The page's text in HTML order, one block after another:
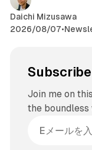
Daichi Mizusawa
2026/08/07•
Join me on
the